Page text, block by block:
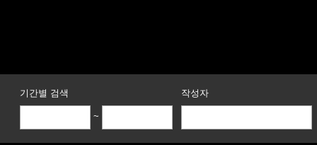
기간별 검색
~
작성자